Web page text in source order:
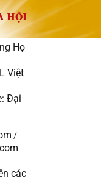
HỘI
Họ
Việt
Đại
/
các